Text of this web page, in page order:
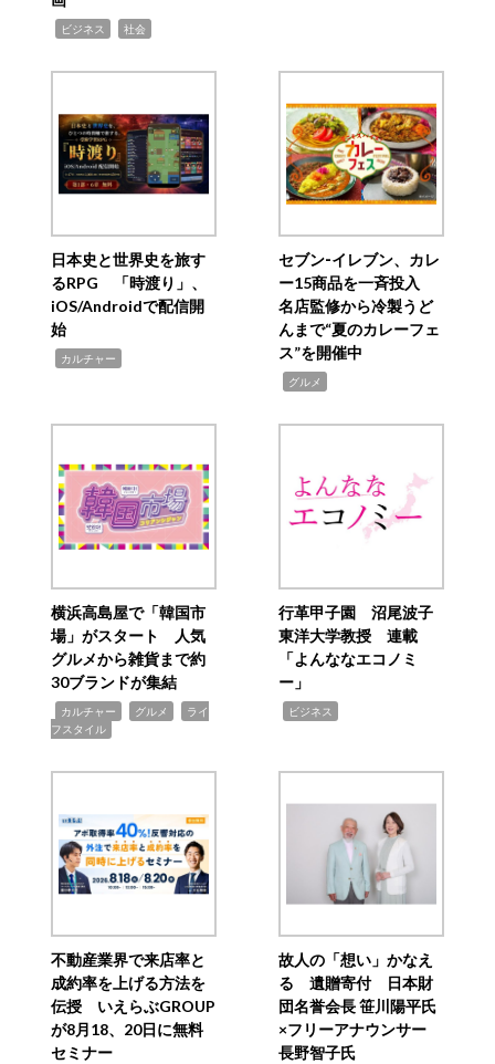
ビジネス 社会
日本史と世界史を旅す
るRPG 「時渡り」、
iOS/Androidで配信開
始
カルチャー
セブン‐イレブン、カレ
ー15商品を一斉投入
名店監修から冷製うど
んまで“夏のカレーフェ
ス”を開催中
グルメ
横浜高島屋で「韓国市
場」がスタート 人気
グルメから雑貨まで約
30ブランドが集結
カルチャー グルメ
ライ
フスタイル
行革甲子園 沼尾波子
東洋大学教授 連載
「よんななエコノミ
ー」
ビジネス
不動産業界で来店率と
成約率を上げる方法を
伝授 いえらぶGROUP
が8月18、20日に無料
セミナー
故人の「想い」かなえ
る 遺贈寄付 日本財
団名誉会長 笹川陽平氏
×フリーアナウンサー
長野智子氏